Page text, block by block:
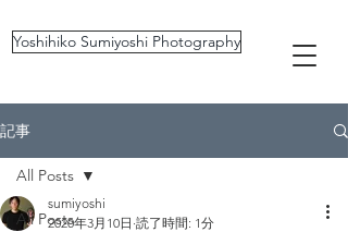
Yoshihiko Sumiyoshi Photography
記事
All Posts
All Posts
sumiyoshi
2020年3月10日 読了時間: 1分